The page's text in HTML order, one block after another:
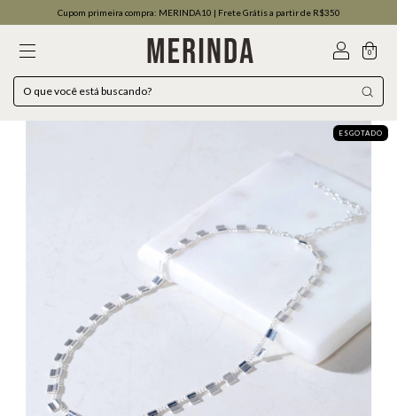
Cupom primeira compra: MERINDA10 | Frete Grátis a partir de R$350
0
ESGOTADO